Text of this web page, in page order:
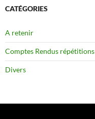
CATÉGORIES
A retenir
Comptes Rendus répétitions
Divers